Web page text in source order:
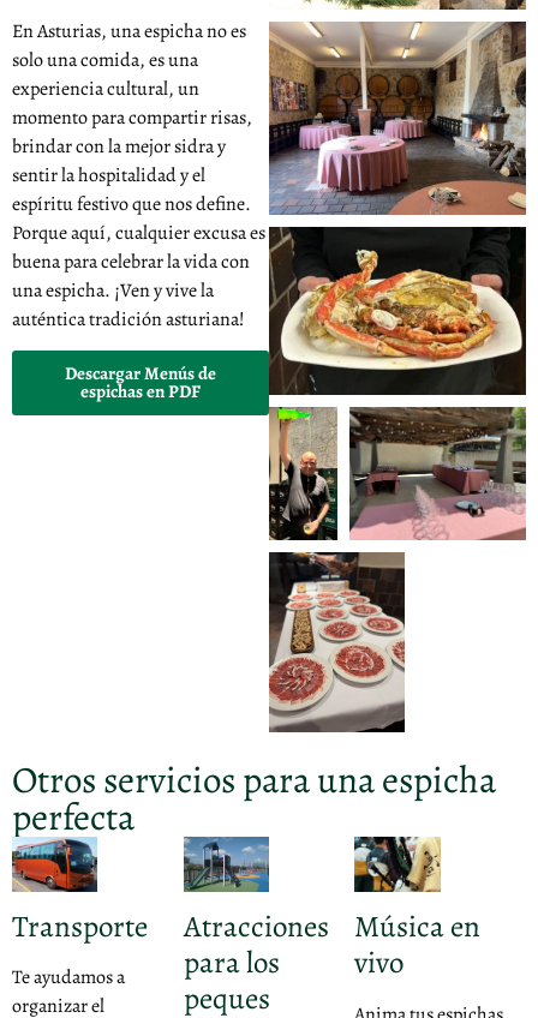
En Asturias, una espicha no es
solo una comida, es una
experiencia cultural, un
momento para compartir risas,
brindar con la mejor sidra y
sentir la hospitalidad y el
espíritu festivo que nos define.
Porque aquí, cualquier excusa es
buena para celebrar la vida con
una espicha. ¡Ven y vive la
auténtica tradición asturiana!
Descargar Menús de
espichas en PDF
Otros servicios para una espicha
perfecta
Transporte
Te ayudamos a
organizar el
Atracciones
para los
peques
Música en
vivo